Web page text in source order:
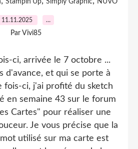
11.11.2025 …
Par Vivi85
ci, arrivée le 7 octobre ...
d'avance, et qui se porte à
fois-ci, j'ai profité du sketch
en semaine 43 sur le forum
Cartes" pour réaliser une
Je vous précise que la
utilisé sur ma carte est